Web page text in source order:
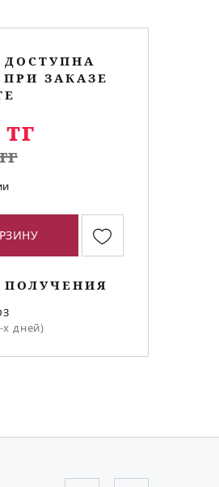
ЗАКАЗЕ
ПОЛУЧЕНИЯ
х дней)